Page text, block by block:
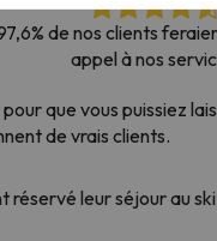
de nos clients
appel à nos
que vous puissiez
de vrais clients.
leur séjour au